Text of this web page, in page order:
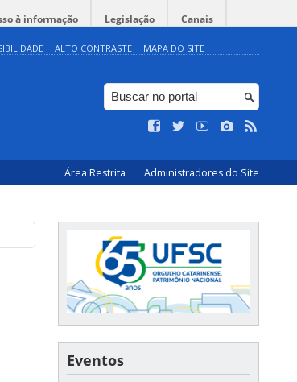
à informação Legislação Canais
ALTO CONTRASTE MAPA DO SITE
Área Restrita Administradores do Site
Eventos